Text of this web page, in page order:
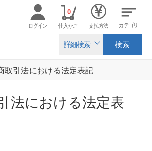
詳細検索 検索
ログイン 仕入かご
0
支払方法 カテゴリ
取引法における法定表記
法における法定表